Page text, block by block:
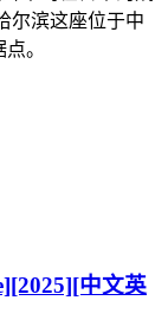
尔滨这座位于中
。
中文英